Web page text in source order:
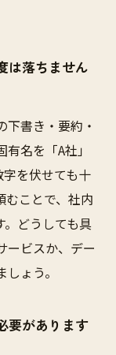
は落ちません
書き・要約・
名を「A社」
字を伏せても十
むことで、社内
。どうしても具
ービスか、デー
ょう。
要があります